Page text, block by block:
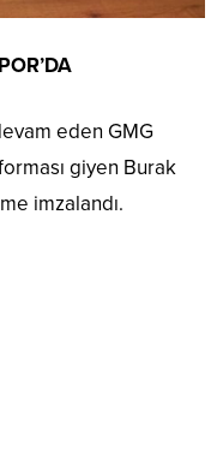
eden GMG
giyen Burak
imzalandı.